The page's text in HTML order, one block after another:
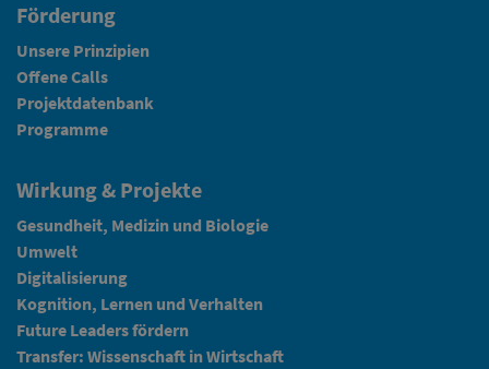
Förderung
Unsere Prinzipien
Offene Calls
Projektdatenbank
Programme
Wirkung & Projekte
Gesundheit, Medizin und Biologie
Umwelt
Digitalisierung
Kognition, Lernen und Verhalten
Future Leaders fördern
Transfer: Wissenschaft in Wirtschaft